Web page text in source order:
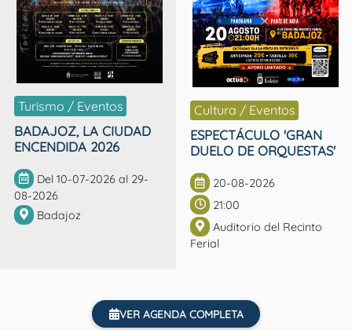
Turismo / Eventos
BADAJOZ, LA CIUDAD
ENCENDIDA 2026
Del 10-07-2026 al 29-
08-2026
Badajoz
Cultura / Eventos
ESPECTÁCULO 'GRAN
DUELO DE ORQUESTAS'
20-08-2026
21:00
Auditorio del Recinto
Ferial
VER AGENDA COMPLETA